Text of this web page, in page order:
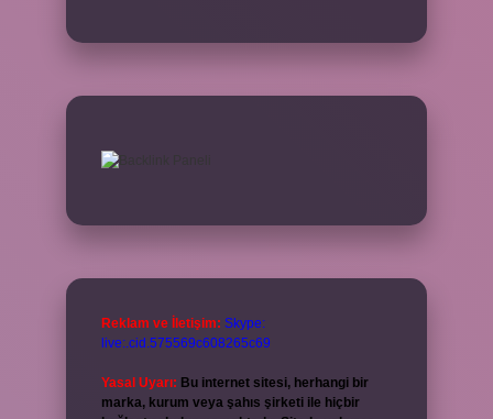
Reklam ve İletişim: Skype:
live:.cid.575569c608265c69
Yasal Uyarı: Bu internet sitesi, herhangi bir
marka, kurum veya şahıs şirketi ile hiçbir